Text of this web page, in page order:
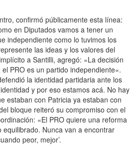
confirmó públicamente esta línea:
en Diputados vamos a tener un
independiente como lo tuvimos los
las ideas y los valores del
a Santilli, agregó: «La decisión
PRO es un partido independiente«.
la identidad partidaria ante los
y por eso estamos acá. No hay
estaban con Patricia ya estaban con
bloque reiteró su compromiso con el
«El PRO quiere una reforma
equilibrado. Nunca van a encontrar
peor, mejor’.